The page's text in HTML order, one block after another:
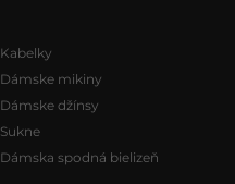
Kabelky
Dámske mikiny
Dámske džínsy
Sukne
Dámska spodná bielizeň